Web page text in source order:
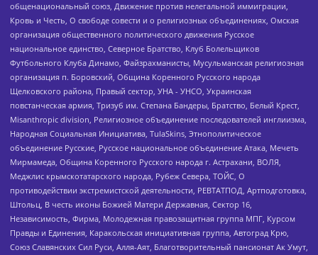
общенациональный союз, Движение против нелегальной иммиграции,
Кровь и Честь, О свободе совести и о религиозных объединениях, Омская
организация общественного политического движения Русское
национальное единство, Северное Братство, Клуб Болельщиков
Футбольного Клуба Динамо, Файзрахманисты, Мусульманская религиозная
организация п. Боровский, Община Коренного Русского народа
Щелковского района, Правый сектор, УНА - УНСО, Украинская
повстанческая армия, Тризуб им. Степана Бандеры, Братство, Белый Крест,
Misanthropic division, Религиозное объединение последователей инглиизма,
Народная Социальная Инициатива, TulaSkins, Этнополитическое
объединение Русские, Русское национальное объединение Атака, Мечеть
Мирмамеда, Община Коренного Русского народа г. Астрахани, ВОЛЯ,
Меджлис крымскотатарского народа, Рубеж Севера, ТОЙС, О
противодействии экстремистской деятельности, РЕВТАТПОД, Артподготовка,
Штольц, В честь иконы Божией Матери Державная, Сектор 16,
Независимость, Фирма, Молодежная правозащитная группа МПГ, Курсом
Правды и Единения, Каракольская инициативная группа, Автоград Крю,
Союз Славянских Сил Руси, Алля-Аят, Благотворительный пансионат Ак Умут,